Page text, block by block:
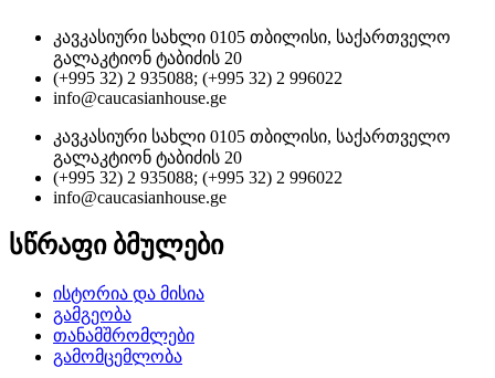
კავკასიური სახლი 0105 თბილისი, საქართველო
გალაკტიონ ტაბიძის 20
(+995 32) 2 935088; (+995 32) 2 996022
info@caucasianhouse.ge
კავკასიური სახლი 0105 თბილისი, საქართველო
გალაკტიონ ტაბიძის 20
(+995 32) 2 935088; (+995 32) 2 996022
info@caucasianhouse.ge
სწრაფი ბმულები
ისტორია და მისია
გამგეობა
თანამშრომლები
გამომცემლობა